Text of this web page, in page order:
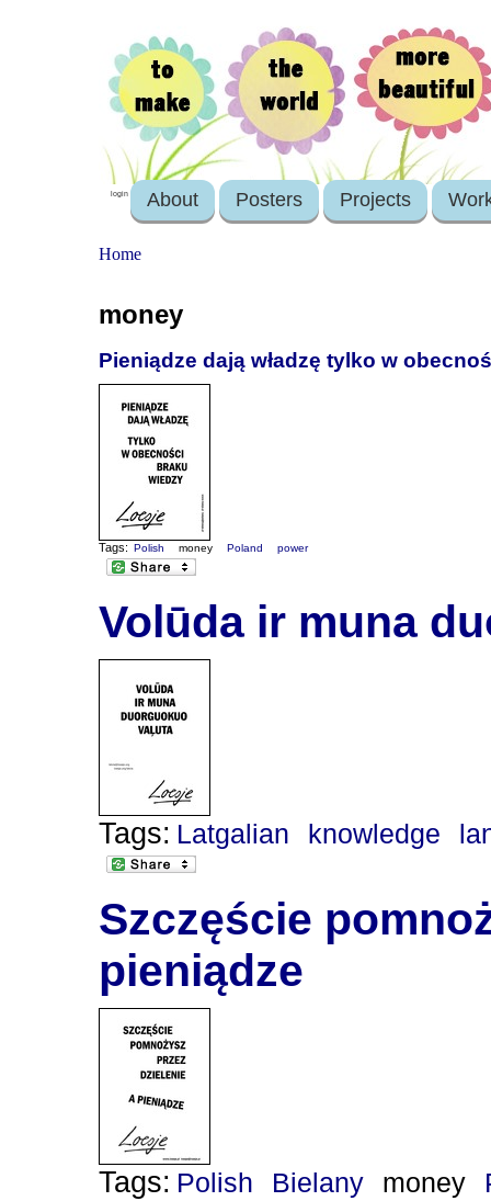
login About Posters Projects
Home
money
Pieniądze dają władzę tylko w
Tags: Polish money Poland power
Volūda ir muna
Tags: Latgalian knowledge
Szczęście
pieniądze
Tags: Polish Bielany money